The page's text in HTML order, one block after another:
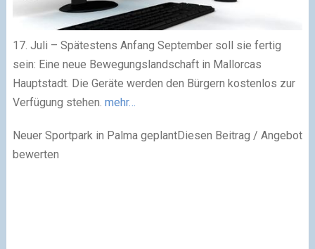
17. Juli – Spätestens Anfang September soll sie fertig
sein: Eine neue Bewegungslandschaft in Mallorcas
Hauptstadt. Die Geräte werden den Bürgern kostenlos zur
Verfügung stehen. mehr…
Neuer Sportpark in Palma geplantDiesen Beitrag / Angebot
bewerten